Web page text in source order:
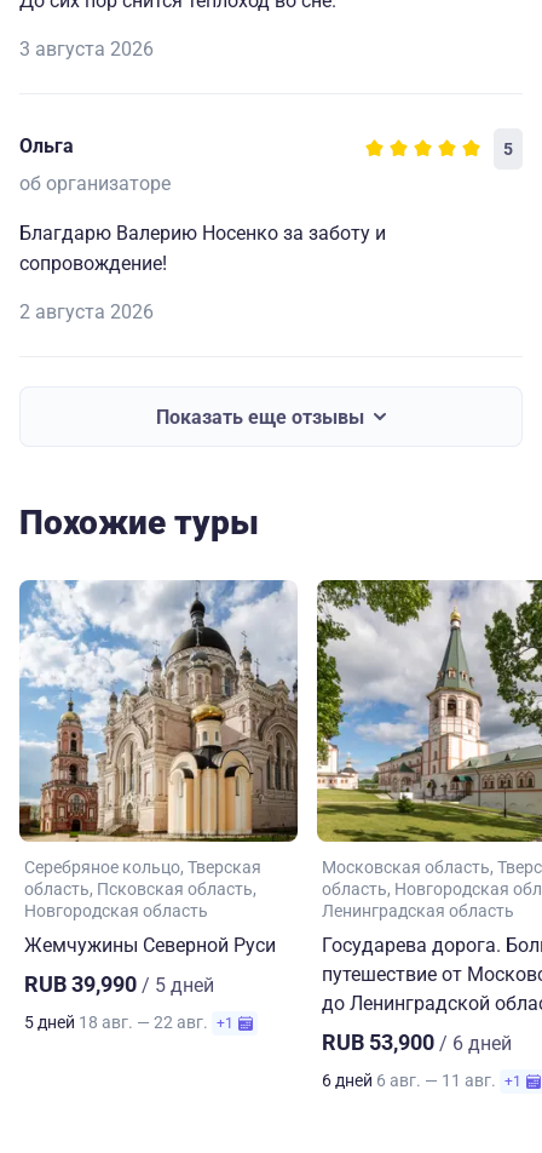
3 августа 2026
Ольга 5
об организаторе
Благдарю Валерию Носенко за заботу и
сопровождение!
2 августа 2026
Показать еще отзывы
Похожие туры
Серебряное кольцо Тверская
область Псковская область
Новгородская область
Жемчужины Северной Руси
RUB 39,990 / 5 дней
5 дней 18 авг. — 22 авг. +1
Московская область
область Новгородская
Ленинградская область
Государева дорога.
путешествие от
до Ленинградской
RUB 53,900 / 6 дней
6 дней 6 авг. — 11 авг. +1